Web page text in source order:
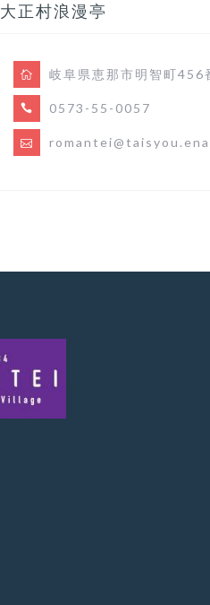
大正村浪漫亭
岐阜県恵那市明智町456
0573-55-0057